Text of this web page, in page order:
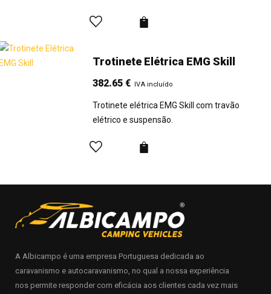
Trotinete Elétrica EMG Skill
382.65€ IVA incluído
Trotinete elétrica EMG Skill com travão
elétrico e suspensão.
A Albicampo é uma empresa Portuguesa dedicada ao
caravanismo e autocaravanismo, no qual a nossa experiência
nos permite responder com eficácia aos clientes cada vez mais